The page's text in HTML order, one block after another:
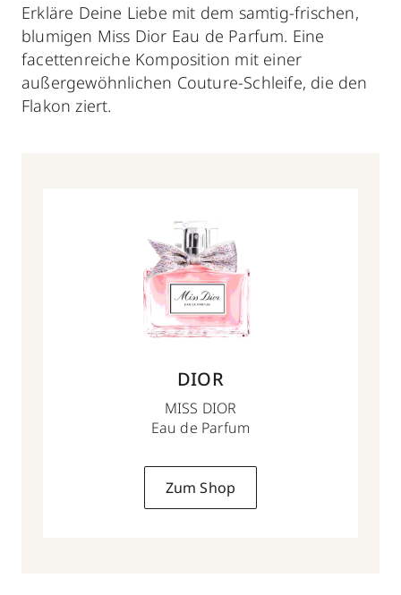
Erkläre Deine Liebe mit dem samtig-frischen,
blumigen Miss Dior Eau de Parfum. Eine
facettenreiche Komposition mit einer
außergewöhnlichen Couture-Schleife, die den
Flakon ziert.
DIOR
MISS DIOR
Eau de Parfum
Zum Shop